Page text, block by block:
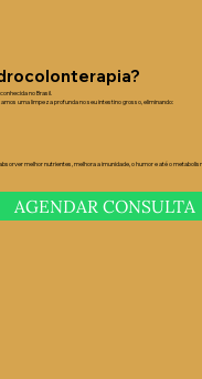
no Brasil.
uma limpeza profunda no seu intestino grosso, eliminando:
melhor nutrientes, melhora a imunidade, o humor e até o
AGENDAR CONSULTA